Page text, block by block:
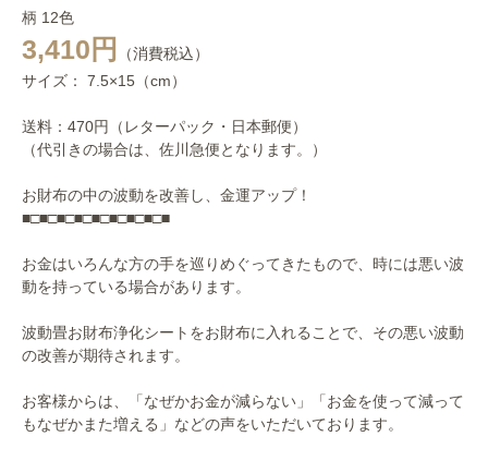
柄 12色
3,410円
（消費税込）
サイズ： 7.5×15（cm）
送料：470円（レターパック・日本郵便）
（代引きの場合は、佐川急便となります。）
お財布の中の波動を改善し、金運アップ！
■□■□■□■□■□■□■□■□■
お金はいろんな方の手を巡りめぐってきたもので、時には悪い波
動を持っている場合があります。
波動畳お財布浄化シートをお財布に入れることで、その悪い波動
の改善が期待されます。
お客様からは、「なぜかお金が減らない」「お金を使って減って
もなぜかまた増える」などの声をいただいております。